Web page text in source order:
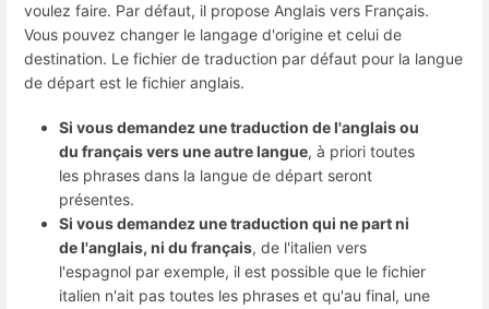
voulez faire. Par défaut, il propose Anglais vers Français.
Vous pouvez changer le langage d'origine et celui de
destination. Le fichier de traduction par défaut pour la langue
de départ est le fichier anglais.
Si vous demandez une traduction de l'anglais ou
du français vers une autre langue, à priori toutes
les phrases dans la langue de départ seront
présentes.
Si vous demandez une traduction qui ne part ni
de l'anglais, ni du français, de l'italien vers
l'espagnol par exemple, il est possible que le fichier
italien n'ait pas toutes les phrases et qu'au final, une